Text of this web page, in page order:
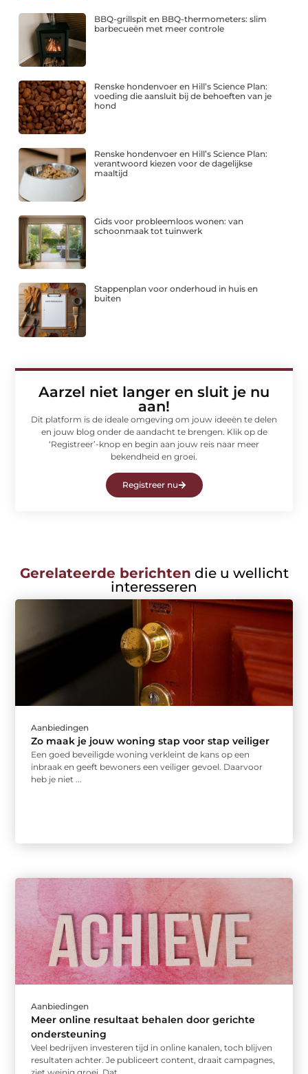
BBQ-grillspit en BBQ-thermometers: slim
barbecueën met meer controle
Renske hondenvoer en Hill’s Science Plan:
voeding die aansluit bij de behoeften van je
hond
Renske hondenvoer en Hill’s Science Plan:
verantwoord kiezen voor de dagelijkse
maaltijd
Gids voor probleemloos wonen: van
schoonmaak tot tuinwerk
Stappenplan voor onderhoud in huis en
buiten
Aarzel niet langer en sluit je nu
aan!
Dit platform is de ideale omgeving om jouw ideeën te delen
en jouw blog onder de aandacht te brengen. Klik op de
‘Registreer’-knop en begin aan jouw reis naar meer
bekendheid en groei.
Registreer nu
Gerelateerde berichten die u wellicht
interesseren
Aanbiedingen
Zo maak je jouw woning stap voor stap veiliger
Een goed beveiligde woning verkleint de kans op een
inbraak en geeft bewoners een veiliger gevoel. Daarvoor
heb je niet ...
Aanbiedingen
Meer online resultaat behalen door gerichte
ondersteuning
Veel bedrijven investeren tijd in online kanalen, toch blijven
resultaten achter. Je publiceert content, draait campagnes,